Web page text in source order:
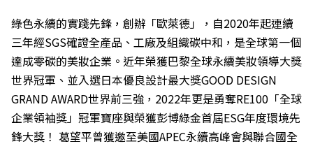
綠色永續的實踐先鋒，創辦「歐萊德」，自2020年起連續
三年經SGS確證全產品、工廠及組織碳中和，是全球第一個
達成零碳的美妝企業。近年榮獲巴黎全球永續美妝領導大獎
世界冠軍、並入選日本優良設計最大獎GOOD DESIGN
GRAND AWARD世界前三強，2022年更是勇奪RE100「全球
企業領袖獎」冠軍寶座與榮獲彭博綠金首屆ESG年度環境先
鋒大獎！ 葛望平曾獲邀至美國APEC永續高峰會與聯合國全